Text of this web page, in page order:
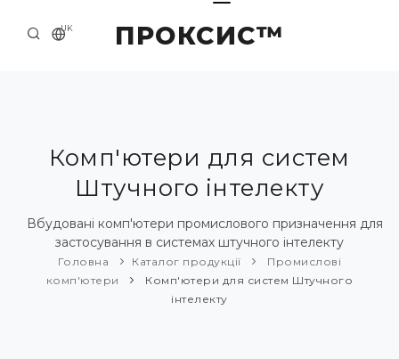
ПРОКСИС™
UK
ПРО НАС
ПРИКЛАДИ ТА РІШЕННЯ
КАТАЛОГ ПРОДУКЦІЇ
НОВИНИ
Комп'ютери для систем
Штучного інтелекту
Вбудовані комп'ютери промислового призначення для
застосування в системах штучного інтелекту
Головна Каталог продукції
Промислові
комп'ютери
Комп'ютери для систем Штучного
інтелекту